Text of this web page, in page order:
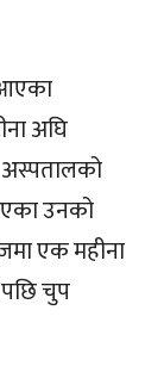
अघि
उनको
एक महीना
चुप